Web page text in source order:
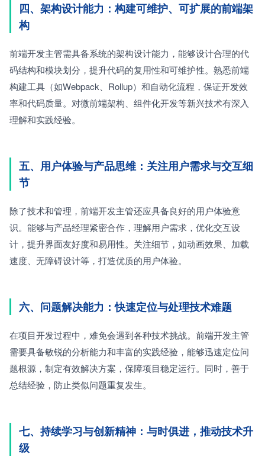
四、架构设计能力：构建可维护、可扩展的前端架
构
前端开发主管需具备系统的架构设计能力，能够设计合理的代
码结构和模块划分，提升代码的复用性和可维护性。熟悉前端
构建工具（如Webpack、Rollup）和自动化流程，保证开发效
率和代码质量。对微前端架构、组件化开发等新兴技术有深入
理解和实践经验。
五、用户体验与产品思维：关注用户需求与交互细
节
除了技术和管理，前端开发主管还应具备良好的用户体验意
识。能够与产品经理紧密合作，理解用户需求，优化交互设
计，提升界面友好度和易用性。关注细节，如动画效果、加载
速度、无障碍设计等，打造优质的用户体验。
六、问题解决能力：快速定位与处理技术难题
在项目开发过程中，难免会遇到各种技术挑战。前端开发主管
需要具备敏锐的分析能力和丰富的实践经验，能够迅速定位问
题根源，制定有效解决方案，保障项目稳定运行。同时，善于
总结经验，防止类似问题重复发生。
七、持续学习与创新精神：与时俱进，推动技术升
级